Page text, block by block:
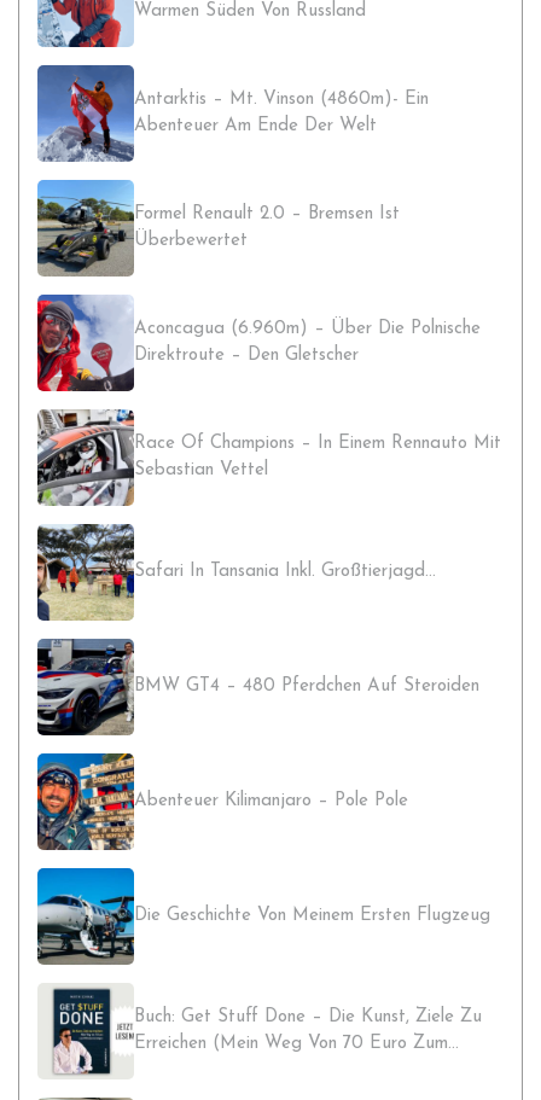
Warmen Süden Von Russland
Antarktis – Mt. Vinson (4860m)- Ein
Abenteuer Am Ende Der Welt
Formel Renault 2.0 – Bremsen Ist
Überbewertet
Aconcagua (6.960m) – Über Die Polnische
Direktroute – Den Gletscher
Race Of Champions – In Einem Rennauto Mit
Sebastian Vettel
Safari In Tansania Inkl. Großtierjagd…
BMW GT4 – 480 Pferdchen Auf Steroiden
Abenteuer Kilimanjaro – Pole Pole
Die Geschichte Von Meinem Ersten Flugzeug
Buch: Get Stuff Done – Die Kunst, Ziele Zu
Erreichen (Mein Weg Von 70 Euro Zum